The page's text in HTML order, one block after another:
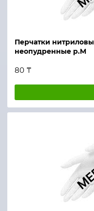
Перчатки
неопудренные р.M
80 ₸